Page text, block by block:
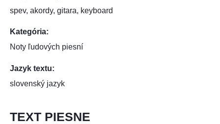
spev, akordy, gitara, keyboard
Kategória:
Noty ľudových piesní
Jazyk textu:
slovenský jazyk
TEXT PIESNE